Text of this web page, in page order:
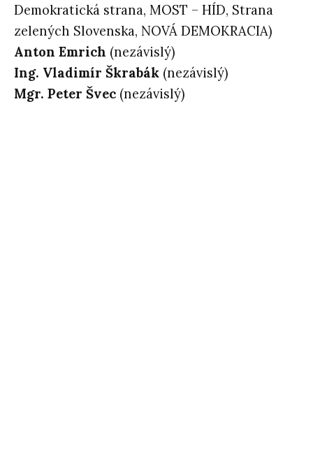
Demokratická strana, MOST – HÍD, Strana
zelených Slovenska, NOVÁ DEMOKRACIA)
Anton Emrich (nezávislý)
Ing. Vladimír Škrabák (nezávislý)
Mgr. Peter Švec (nezávislý)